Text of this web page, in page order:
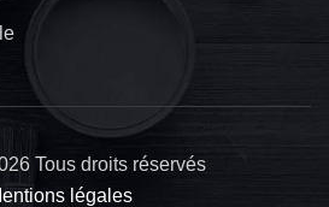
Tous droits réservés
légales